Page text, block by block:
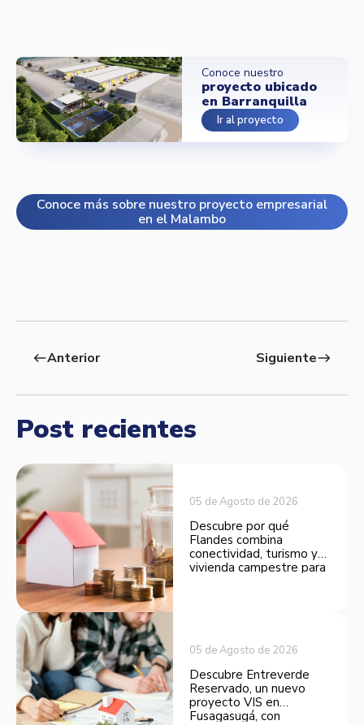
Conoce nuestro
proyecto ubicado
en Barranquilla
Ir al proyecto
Conoce más sobre nuestro proyecto empresarial
en el Malambo
westAnterior Siguienteeast
Post recientes
05 de Agosto de 2026
Descubre por qué
Flandes combina
conectividad, turismo y
vivienda campestre para
05 de Agosto de 2026
Descubre Entreverde
Reservado, un nuevo
proyecto VIS en
Fusagasugá, con